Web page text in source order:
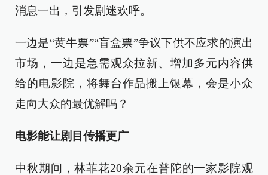
消息一出，引发剧迷欢呼。
一边是“黄牛票”“盲盒票”争议下供不应求的演出
市场，一边是急需观众拉新、增加多元内容供
给的电影院，将舞台作品搬上银幕，会是小众
走向大众的最优解吗？
电影能让剧目传播更广
中秋期间，林菲花20余元在普陀的一家影院观